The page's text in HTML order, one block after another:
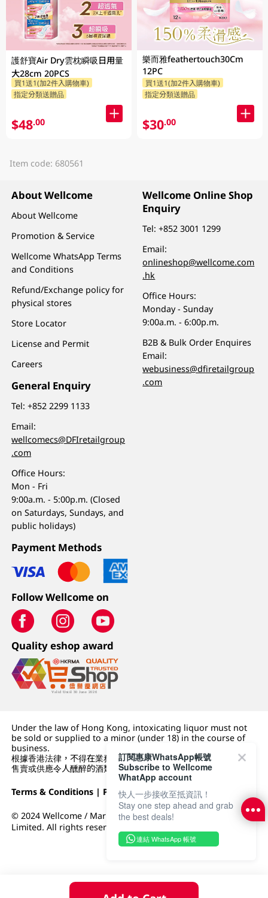
護舒寶Air Dry雲枕瞬吸日用量
大28cm 20PCS
買1送1(加2件入購物車)
指定分類送贈品
$48.00
樂而雅feathertouch30Cm
12PC
買1送1(加2件入購物車)
指定分類送贈品
$30.00
Item code: 680561
About Wellcome
About Wellcome
Promotion & Service
Wellcome WhatsApp Terms
and Conditions
Refund/Exchange policy for
physical stores
Store Locator
License and Permit
Careers
General Enquiry
Tel:+852 2299 1133
Email:
wellcomecs@DFIretailgroup
.com
Office Hours:
Mon - Fri
9:00a.m. - 5:00p.m. (Closed
on Saturdays, Sundays, and
public holidays)
Wellcome Online Shop
Enquiry
Tel:+852 3001 1299
Email:
onlineshop@wellcome.com
.hk
Office Hours:
Monday - Sunday
9:00a.m. - 6:00p.m.
B2B & Bulk Order Enquires
Email:
webusiness@dfiretailgroup
.com
Payment Methods
Follow Wellcome on
Quality eshop award
Under the law of Hong Kong, intoxicating liquor must not
be sold or supplied to a minor (under 18) in the course of
business.
根據香港法律，不得在業務過程中，向未成年人 (18 歲以下人士)
售賣或供應令人醺醉的酒類。
Terms & Conditions | Privacy Policy|DFI Retail Group
© 2024 Wellcome / Market Place. The Dairy Farm Company
Limited. All rights reserved.
訂閱惠康WhatsApp帳號
Subscribe to Wellcome
WhatApp account
快人一步接收至抵資訊！
Stay one step ahead and grab
the best deals!
連結 WhatsApp 帳號